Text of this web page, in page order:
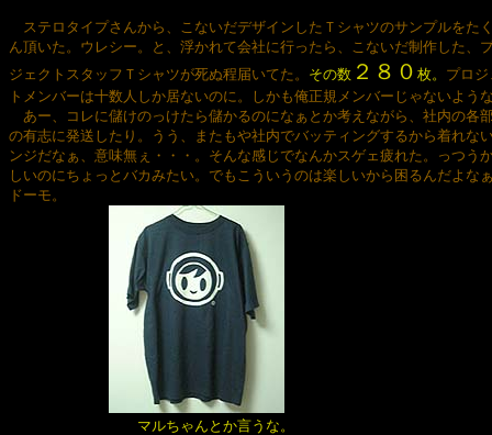
ステロタイプさんから、こないだデザインしたＴシャツのサンプルをた
ん頂いた。ウレシー。と、浮かれて会社に行ったら、こないだ制作した、
ジェクトスタッフＴシャツが死ぬ程届いてた。 その数 ２８０ 枚。 プロ
トメンバーは十数人しか居ないのに。しかも俺正規メンバーじゃないよう
あー、コレに儲けのっけたら儲かるのになぁとか考えながら、社内の各
の有志に発送したり。うう、またもや社内でバッティングするから着れな
ンジだなぁ、意味無ぇ・・・。そんな感じでなんかスゲェ疲れた。っつう
しいのにちょっとバカみたい。でもこういうのは楽しいから困るんだよな
ドーモ。
マルちゃんとか言うな。